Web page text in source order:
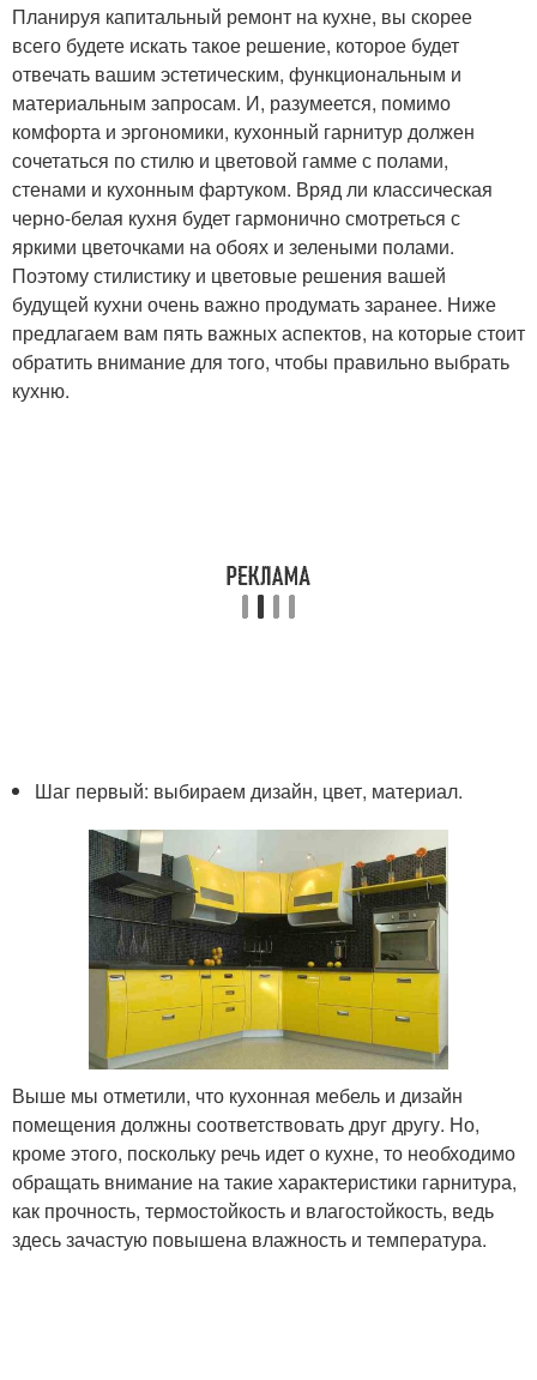
Планируя капитальный ремонт на кухне, вы скорее
всего будете искать такое решение, которое будет
отвечать вашим эстетическим, функциональным и
материальным запросам. И, разумеется, помимо
комфорта и эргономики, кухонный гарнитур должен
сочетаться по стилю и цветовой гамме с полами,
стенами и кухонным фартуком. Вряд ли классическая
черно-белая кухня будет гармонично смотреться с
яркими цветочками на обоях и зелеными полами.
Поэтому стилистику и цветовые решения вашей
будущей кухни очень важно продумать заранее. Ниже
предлагаем вам пять важных аспектов, на которые стоит
обратить внимание для того, чтобы правильно выбрать
кухню.
Шаг первый: выбираем дизайн, цвет, материал.
Выше мы отметили, что кухонная мебель и дизайн
помещения должны соответствовать друг другу. Но,
кроме этого, поскольку речь идет о кухне, то необходимо
обращать внимание на такие характеристики гарнитура,
как прочность, термостойкость и влагостойкость, ведь
здесь зачастую повышена влажность и температура.